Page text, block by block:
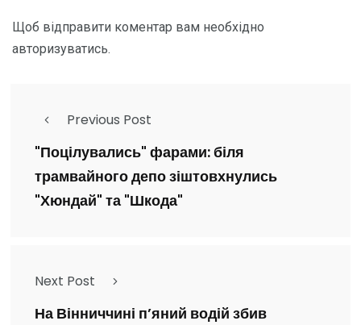
Щоб відправити коментар вам необхідно
авторизуватись.
Previous Post
"Поцілувались" фарами: біля
трамвайного депо зіштовхнулись
"Хюндай" та "Шкода"
Next Post
На Вінниччині п’яний водій збив